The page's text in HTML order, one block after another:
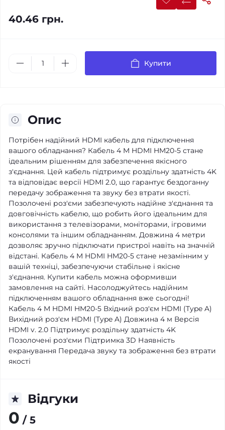
40.46 грн.
Купити
Опис
Потрібен надійний HDMI кабель для підключення
вашого обладнання? Кабель 4 M HDMI HM20-5 стане
ідеальним рішенням для забезпечення якісного
з'єднання. Цей кабель підтримує роздільну здатність 4K
та відповідає версії HDMI 2.0, що гарантує бездоганну
передачу зображення та звуку без втрати якості.
Позолочені роз'єми забезпечують надійне з'єднання та
довговічність кабелю, що робить його ідеальним для
використання з телевізорами, моніторами, ігровими
консолями та іншим обладнанням. Довжина 4 метри
дозволяє зручно підключати пристрої навіть на значній
відстані. Кабель 4 M HDMI HM20-5 стане незамінним у
вашій техніці, забезпечуючи стабільне і якісне
з'єднання. Купити кабель можна оформивши
замовлення на сайті. Насолоджуйтесь надійним
підключенням вашого обладнання вже сьогодні!
Кабель 4 M HDMI HM20-5 Вхідний роз'єм HDMI (Type A)
Вихідний роз'єм HDMI (Type A) Довжина 4 м Версія
HDMI v. 2.0 Підтримує роздільну здатність 4K
Позолочені роз'єми Підтримка 3D Наявність
екранування Передача звуку та зображення без втрати
якості
Відгуки
0 / 5